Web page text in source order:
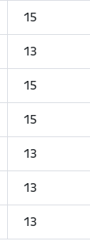
15
13
15
15
13
13
13